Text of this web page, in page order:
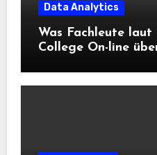
Data Analytics
Was Fachleute
College On-line